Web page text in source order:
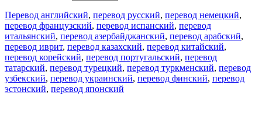
Перевод английский, перевод русский, перевод немецкий,
перевод французский, перевод испанский, перевод
итальянский, перевод азербайджанский, перевод арабский,
перевод иврит, перевод казахский, перевод китайский,
перевод корейский, перевод португальский, перевод
татарский, перевод турецкий, перевод туркменский, перевод
узбекский, перевод украинский, перевод финский, перевод
эстонский, перевод японский